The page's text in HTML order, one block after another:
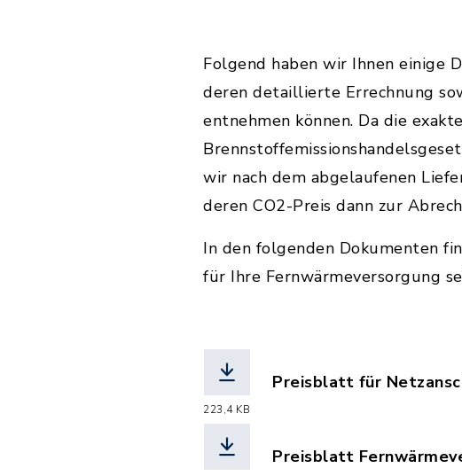
Folgend haben wir Ihnen einige
deren detaillierte Errechnung
entnehmen können. Da die
wir nach dem abgelaufenen
deren CO2-Preis dann zur
In den folgenden Dokumenten
für Ihre Fernwärmeversorgung
223,4 KB
Preisblatt für
Preisblatt